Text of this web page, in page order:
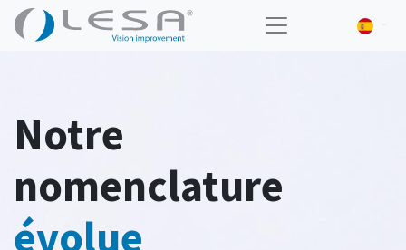
Notre
nomenclature
évolue